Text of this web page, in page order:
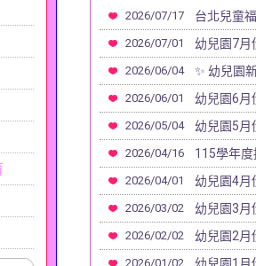
2026/07/17 台北兒童
2026/07/01 幼兒園7月
2026/06/04 ✨ 幼兒園
2026/06/01 幼兒園6月
2026/05/04 幼兒園5月
2026/04/16 115學年
2026/04/01 幼兒園4月
2026/03/02 幼兒園3月
2026/02/02 幼兒園2月
2026/01/02